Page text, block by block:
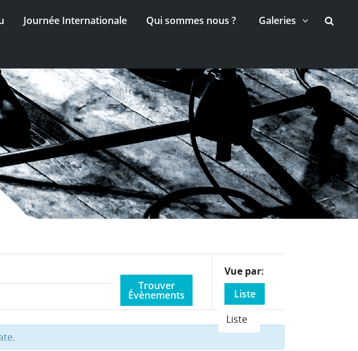
Journée Internationale Qui sommes nous ? Galeries
Event
Views
Navigation
Vue par
Liste
Liste